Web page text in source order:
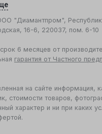
"Диамантпром",
16-6, 220037, пом. 6-10
6 месяцев от
гарантия от Частного
на сайте информация,
стоимости товаров,
характер и ни при каких